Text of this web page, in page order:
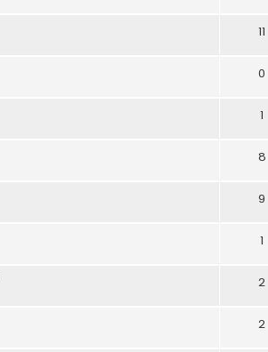
11
0
1
8
9
1
2
2